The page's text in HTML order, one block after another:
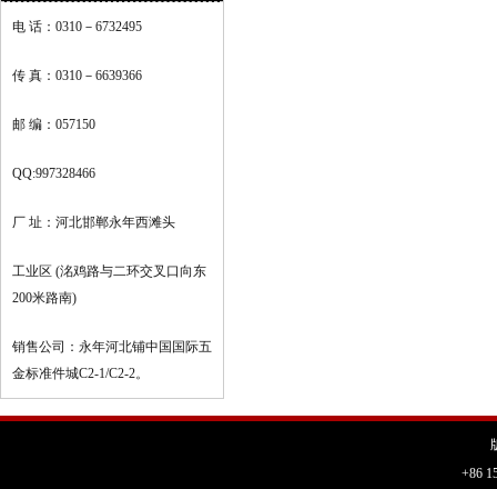
电 话：0310－6732495
传 真：0310－6639366
邮 编：057150
QQ:997328466
厂 址：河北邯郸永年西滩头
工业区 (洺鸡路与二环交叉口向东
200米路南)
销售公司：永年河北铺中国国际五
金标准件城C2-1/C2-2。
+86